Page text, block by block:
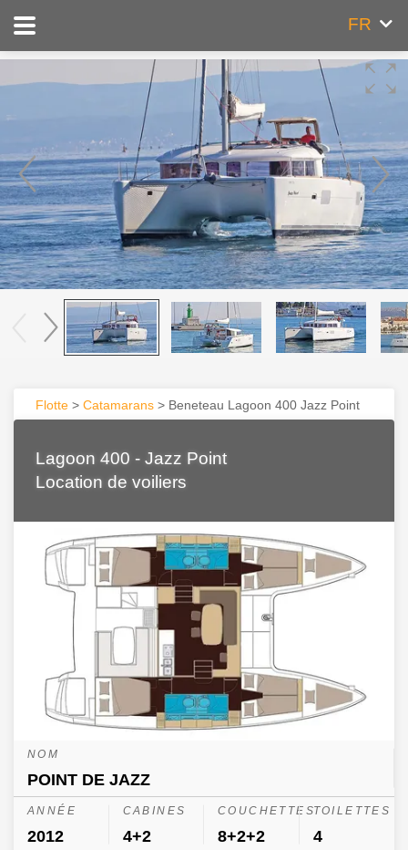
FR
Flotte > Catamarans > Beneteau Lagoon 400 Jazz Point
Lagoon 400 - Jazz Point
Location de voiliers
NOM
POINT DE JAZZ
ANNÉE
2012
CABINES
4+2
COUCHETTES
8+2+2
TOILETTES
4